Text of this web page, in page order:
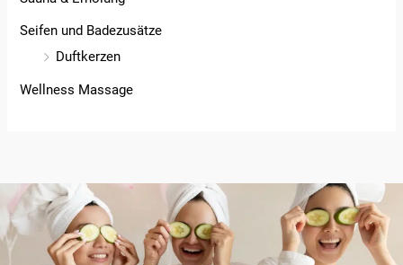
Seifen und Badezusätze
Duftkerzen
Wellness Massage